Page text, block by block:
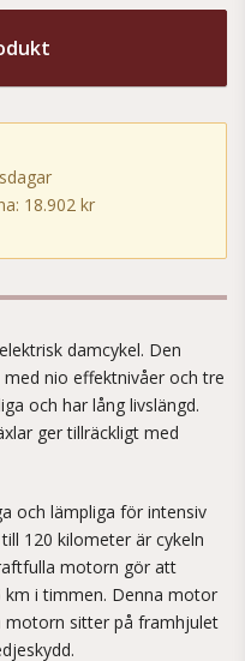
18.902 kr
damcykel. Den
nio effektnivåer och tre
och har lång livslängd.
ger tillräckligt med
och lämpliga för intensiv
120 kilometer är cykeln
motorn gör att
km i timmen. Denna motor
motorn sitter på framhjulet